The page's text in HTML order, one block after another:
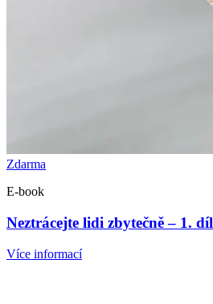
Zdarma
E-book
Neztrácejte lidi zbytečně – 1. díl
Více informací